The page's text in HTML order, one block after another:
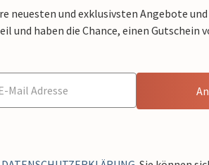
neuesten und exklusivsten Angebote
haben die Chance, einen Gutschein